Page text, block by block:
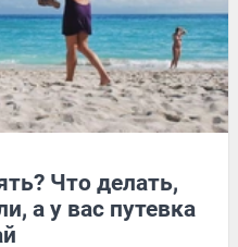
Что делать,
а у вас путевка